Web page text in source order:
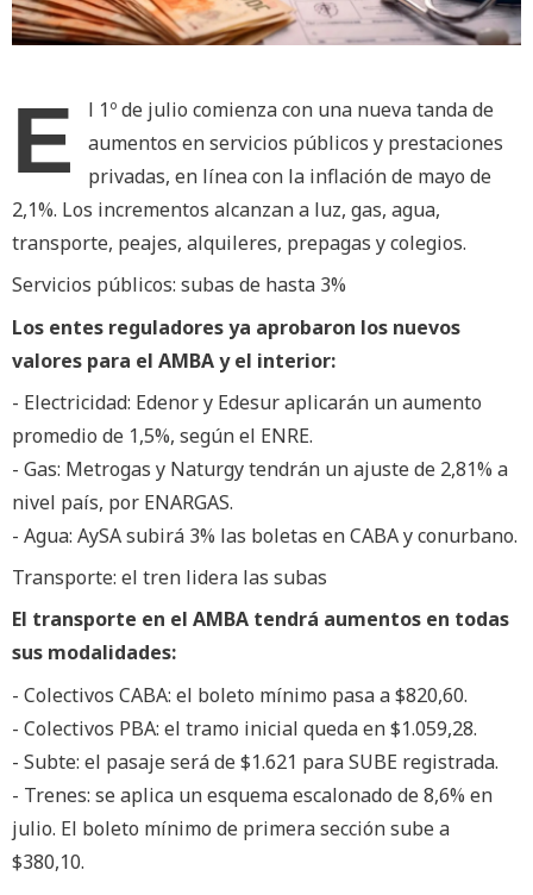
E
l 1º de julio comienza con una nueva tanda de
aumentos en servicios públicos y prestaciones
privadas, en línea con la inflación de mayo de
2,1%. Los incrementos alcanzan a luz, gas, agua,
transporte, peajes, alquileres, prepagas y colegios.
Servicios públicos: subas de hasta 3%
Los entes reguladores ya aprobaron los nuevos
valores para el AMBA y el interior:
- Electricidad: Edenor y Edesur aplicarán un aumento
promedio de 1,5%, según el ENRE.
- Gas: Metrogas y Naturgy tendrán un ajuste de 2,81% a
nivel país, por ENARGAS.
- Agua: AySA subirá 3% las boletas en CABA y conurbano.
Transporte: el tren lidera las subas
El transporte en el AMBA tendrá aumentos en todas
sus modalidades:
- Colectivos CABA: el boleto mínimo pasa a $820,60.
- Colectivos PBA: el tramo inicial queda en $1.059,28.
- Subte: el pasaje será de $1.621 para SUBE registrada.
- Trenes: se aplica un esquema escalonado de 8,6% en
julio. El boleto mínimo de primera sección sube a
$380,10.